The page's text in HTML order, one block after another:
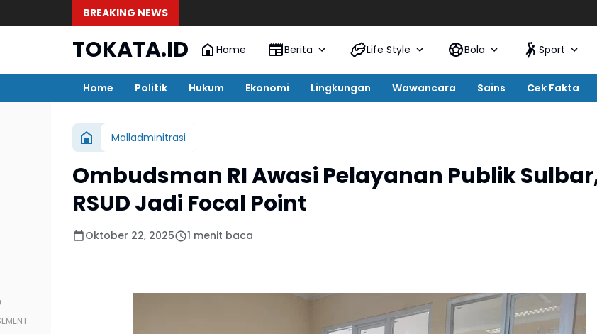
BREAKING NEWS
TOKATA.ID Home Berita Life Style Bola Sport
Home Politik Hukum Ekonomi Lingkungan Wawancara Sains Cek Fakta
Malladminitrasi
Ombudsman RI Awasi Pelayanan Publik
RSUD Jadi Focal Point
Oktober 22, 2025 1 menit baca